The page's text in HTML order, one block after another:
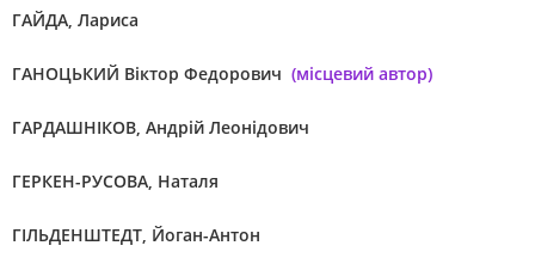
ГАЙДА, Лариса
ГАНОЦЬКИЙ Віктор Федорович (місцевий автор)
ГАРДАШНІКОВ, Андрій Леонідович
ГЕРКЕН-РУСОВА, Наталя
ГІЛЬДЕНШТЕДТ, Йоган-Антон